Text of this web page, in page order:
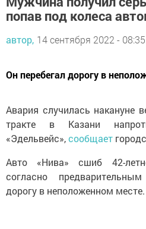
попав под колеса
автор, 14 сентября 2022 - 08:35
Он перебегал дорогу в
Авария случилась
тракте в Казани
«Эдельвейс»,сообщает
Авто «Нива» сшиб 42-
согласно
дорогу в неположенном месте.